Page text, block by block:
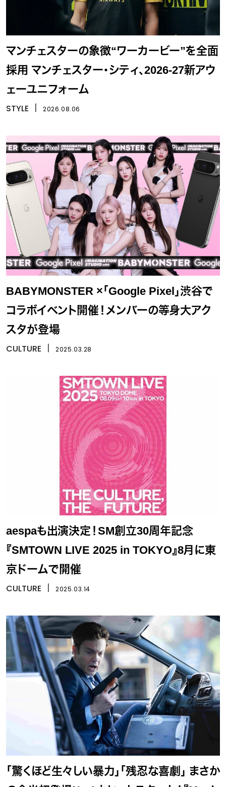
マンチェスターの象徴“ワーカービー”を全面
採用 マンチェスター・シティ、2026-27新アウ
ェーユニフォーム
STYLE 2026.08.06
BABYMONSTER ×「Google Pixel」渋谷で
コラボイベント開催！メンバーの等身大アク
スタが登場
CULTURE 2025.03.28
aespaも出演決定！SM創立30周年記念
『SMTOWN LIVE 2025 in TOKYO』8月に東
京ドームで開催
CULTURE 2025.03.14
「驚くほど生々しい暴力」「残忍な喜劇」 まさか